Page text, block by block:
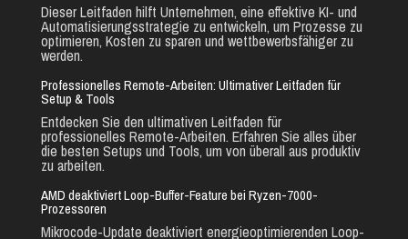
Dieser Leitfaden hilft Unternehmen, eine effektive KI- und
Automatisierungsstrategie zu entwickeln, um Prozesse zu
optimieren, Kosten zu sparen und wettbewerbsfähiger zu
werden.
Professionelles Remote-Arbeiten: Ultimativer Leitfaden für
Setup & Tools
Entdecken Sie den ultimativen Leitfaden für
professionelles Remote-Arbeiten. Erfahren Sie alles über
die besten Setups und Tools, um von überall aus produktiv
zu arbeiten.
AMD deaktiviert Loop-Buffer-Feature bei Ryzen-7000-
Prozessoren
Mikrocode-Update deaktiviert energieoptimierenden Loop-